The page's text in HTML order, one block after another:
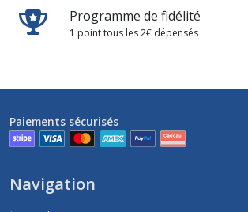
Programme de fidélité
1 point tous les 2€ dépensés
Paiements sécurisés
Navigation